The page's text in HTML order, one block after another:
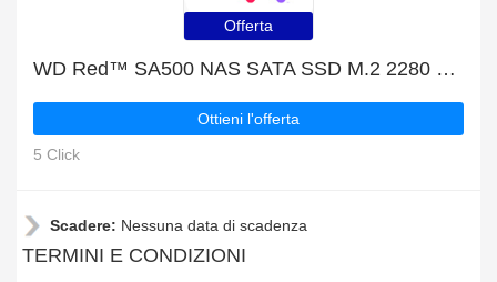
Offerta
WD Red™ SA500 NAS SATA SSD M.2 2280 con sconti del 9%
Ottieni l'offerta
5 Click
Scadere: Nessuna data di scadenza
TERMINI E CONDIZIONI